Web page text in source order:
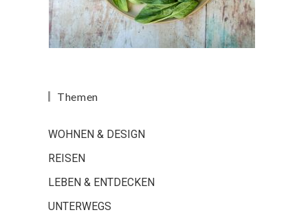
Themen
WOHNEN & DESIGN
REISEN
LEBEN & ENTDECKEN
UNTERWEGS